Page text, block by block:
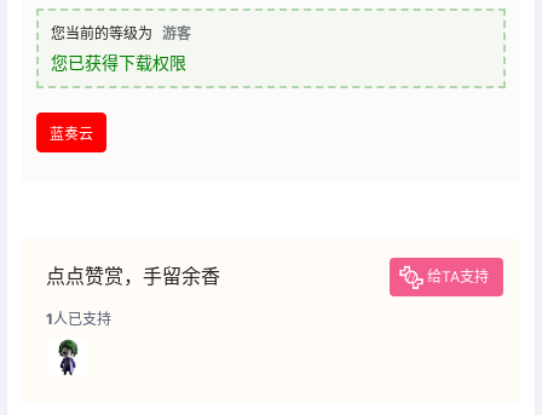
您当前的等级为 游客
您已获得下载权限
蓝奏云
点点赞赏，手留余香 给TA支持
1人已支持